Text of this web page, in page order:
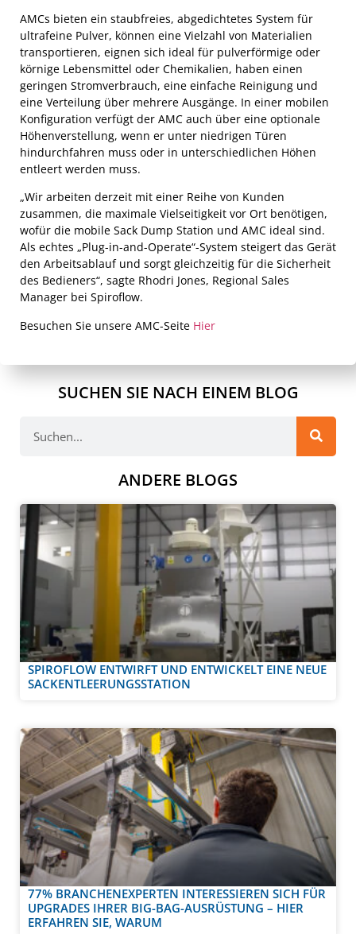
AMCs bieten ein staubfreies, abgedichtetes System für
ultrafeine Pulver, können eine Vielzahl von Materialien
transportieren, eignen sich ideal für pulverförmige oder
körnige Lebensmittel oder Chemikalien, haben einen
geringen Stromverbrauch, eine einfache Reinigung und
eine Verteilung über mehrere Ausgänge. In einer mobilen
Konfiguration verfügt der AMC auch über eine optionale
Höhenverstellung, wenn er unter niedrigen Türen
hindurchfahren muss oder in unterschiedlichen Höhen
entleert werden muss.
„Wir arbeiten derzeit mit einer Reihe von Kunden
zusammen, die maximale Vielseitigkeit vor Ort benötigen,
wofür die mobile Sack Dump Station und AMC ideal sind.
Als echtes „Plug-in-and-Operate“-System steigert das Gerät
den Arbeitsablauf und sorgt gleichzeitig für die Sicherheit
des Bedieners“, sagte Rhodri Jones, Regional Sales
Manager bei Spiroflow.
Besuchen Sie unsere AMC-Seite Hier
SUCHEN SIE NACH EINEM BLOG
ANDERE BLOGS
SPIROFLOW ENTWIRFT UND ENTWICKELT EINE NEUE
SACKENTLEERUNGSSTATION
77% BRANCHENEXPERTEN INTERESSIEREN SICH FÜR
UPGRADES IHRER BIG-BAG-AUSRÜSTUNG – HIER
ERFAHREN SIE, WARUM